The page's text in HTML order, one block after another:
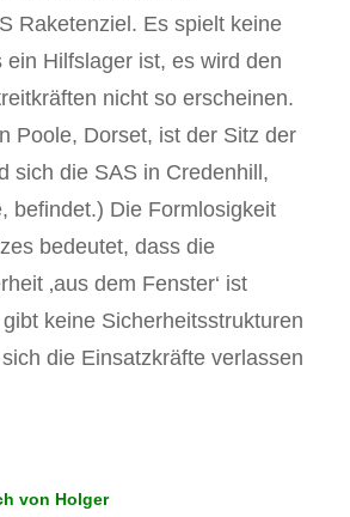
Raketenziel. Es spielt keine
ein Hilfslager ist, es wird den
nicht so erscheinen.
Poole, Dorset, ist der Sitz der
sich die SAS in Credenhill,
befindet.) Die Formlosigkeit
bedeutet, dass die
‚aus dem Fenster‘ ist
keine Sicherheitsstrukturen
die Einsatzkräfte verlassen
von Holger